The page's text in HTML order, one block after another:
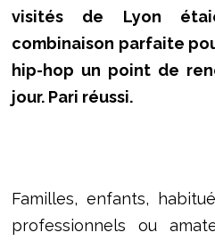
visités de Lyon
combinaison parfaite
hip-hop un point de
jour. Pari réussi.
Familles, enfants,
professionnels ou